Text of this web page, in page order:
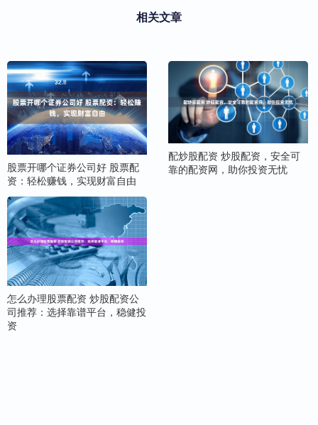
相关文章
股票开哪个证券公司好 股票配
资：轻松赚钱，实现财富自由
配炒股配资 炒股配资，安全可
靠的配资网，助你投资无忧
怎么办理股票配资 炒股配资公
司推荐：选择靠谱平台，稳健投
资